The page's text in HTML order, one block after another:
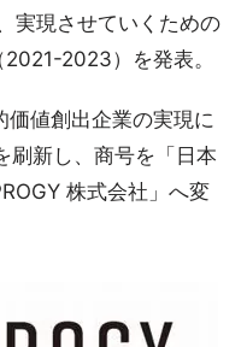
実現させていくための
2023）を発表。
値創出企業の実現に
刷新し、商号を「日本
株式会社」へ変